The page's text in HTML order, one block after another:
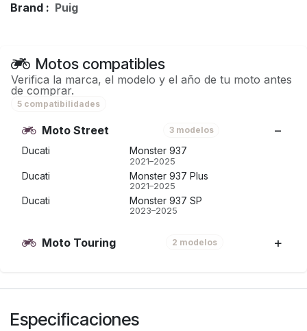
Brand : Puig
Motos compatibles
Verifica la marca, el modelo y el año de tu moto antes
de comprar.
5 compatibilidades
Moto Street 3 modelos
Ducati Monster 937
2021–2025
Ducati Monster 937 Plus
2021–2025
Ducati Monster 937 SP
2023–2025
Moto Touring 2 modelos
Especificaciones